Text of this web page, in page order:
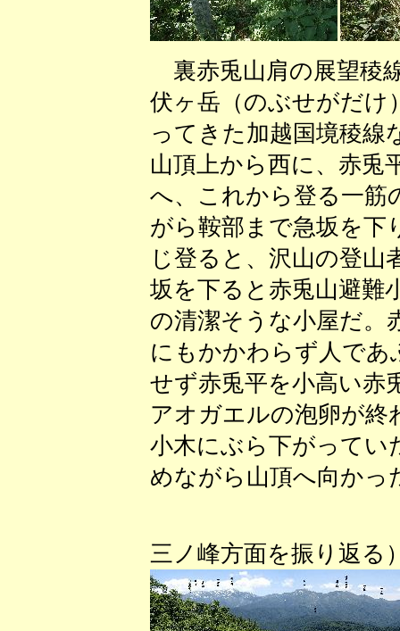
裏赤兎山肩の展望稜
伏ヶ岳（のぶせがだけ
ってきた加越国境稜線
山頂上から西に、赤兎
へ、これから登る一筋
がら鞍部まで急坂を下
じ登ると、沢山の登山
坂を下ると赤兎山避難
の清潔そうな小屋だ。
にもかかわらず人で
せず赤兎平を小高い赤
アオガエルの泡卵が終
小木にぶら下がってい
めながら山頂へ向かっ
三ノ峰方面を振り返る